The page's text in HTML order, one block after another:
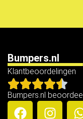
Bumpers.nl
Klantbeoordelingen
Bumpers.nl